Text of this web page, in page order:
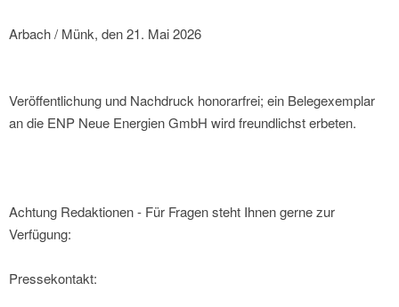
Arbach / Münk, den 21. Mai 2026
Veröffentlichung und Nachdruck honorarfrei; ein Belegexemplar
an die ENP Neue Energien GmbH wird freundlichst erbeten.
Achtung Redaktionen - Für Fragen steht Ihnen gerne zur
Verfügung:
Pressekontakt: